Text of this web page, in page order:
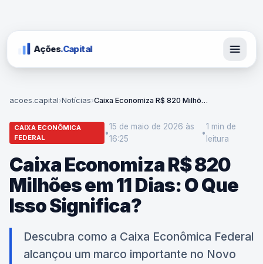
Ações.Capital
acoes.capital›Notícias› Caixa Economiza R$ 820 Milhões em 11 Dias: O Que Isso Significa?
CAIXA ECONÔMICA
FEDERAL
•
15 de maio de 2026 às
16:25
•
1 min de
leitura
Caixa Economiza R$ 820
Milhões em 11 Dias: O Que
Isso Significa?
Descubra como a Caixa Econômica Federal
alcançou um marco importante no Novo